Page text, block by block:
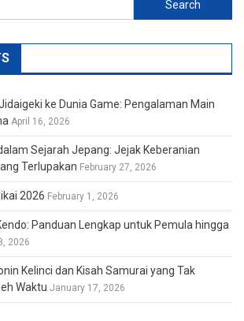
for:
ke Dunia Game: Pengalaman Main
April 16, 2026
Sejarah Jepang: Jejak Keberanian
Terlupakan February 27, 2026
2026 February 1, 2026
Panduan Lengkap untuk Pemula hingga
2026
Kelinci dan Kisah Samurai yang Tak
Waktu January 17, 2026